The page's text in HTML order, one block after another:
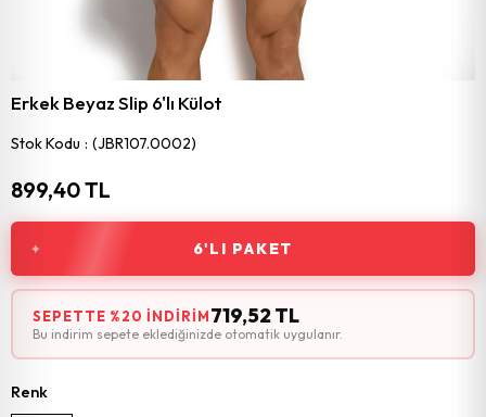
Erkek Beyaz Slip 6'lı Külot
Stok Kodu (JBR107.0002)
899,40 TL
6'LI PAKET
SEPETTE %20 İNDIRIM719,52 TL
Bu indirim sepete eklediğinizde otomatik uygulanır.
Renk